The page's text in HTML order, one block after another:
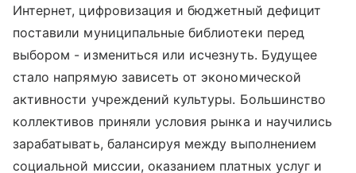
Интернет, цифровизация и бюджетный дефицит
поставили муниципальные библиотеки перед
выбором - измениться или исчезнуть. Будущее
стало напрямую зависеть от экономической
активности учреждений культуры. Большинство
коллективов приняли условия рынка и научились
зарабатывать, балансируя между выполнением
социальной миссии, оказанием платных услуг и